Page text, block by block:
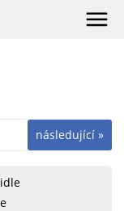
následující »